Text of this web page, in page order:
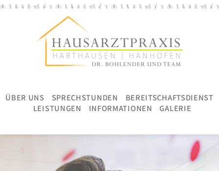
ÜBER UNS SPRECHSTUNDEN
BEREITSCHAFTSDIENST
LEISTUNGEN
INFORMATIONEN GALERIE